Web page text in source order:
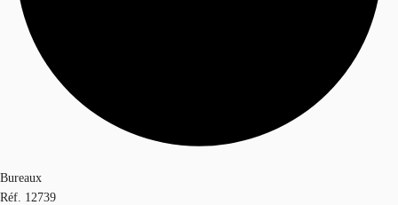
Bureaux
Réf. 12739